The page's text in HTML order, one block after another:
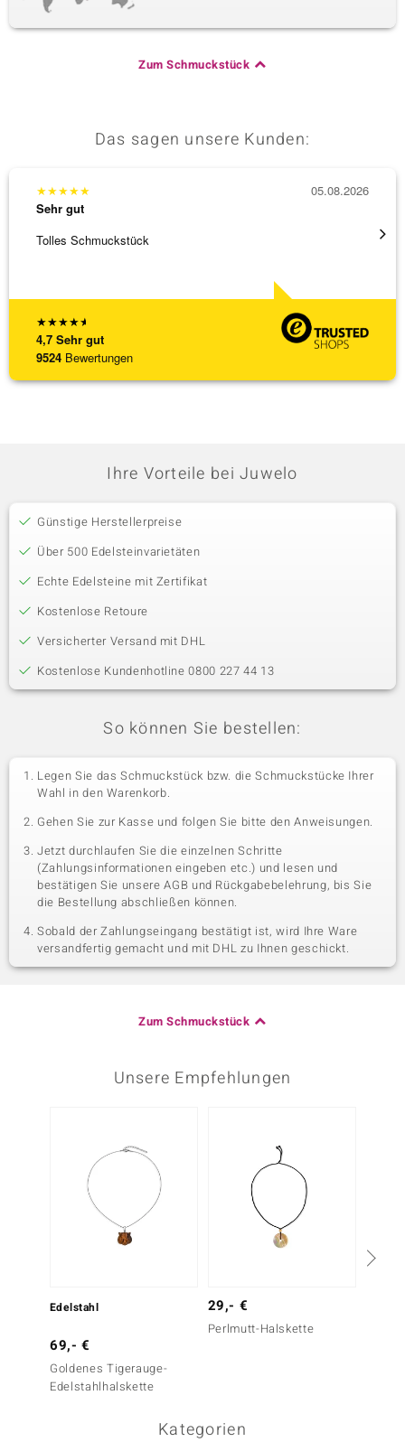
Zum Schmuckstück
Das sagen unsere Kunden:
★★★★★
4,7 Sehr gut
9524 Bewertungen
★★★★★
Sehr gut
Tolles Schmuckstück
05.08.2026
Ihre Vorteile bei Juwelo
Günstige Herstellerpreise
Über 500 Edelsteinvarietäten
Echte Edelsteine mit Zertifikat
Kostenlose Retoure
Versicherter Versand mit DHL
Kostenlose Kundenhotline 0800 227 44 13
So können Sie bestellen:
Legen Sie das Schmuckstück bzw. die Schmuckstücke Ihrer
Wahl in den Warenkorb.
Gehen Sie zur Kasse und folgen Sie bitte den Anweisungen.
Jetzt durchlaufen Sie die einzelnen Schritte
(Zahlungsinformationen eingeben etc.) und lesen und
bestätigen Sie unsere AGB und Rückgabebelehrung, bis Sie
die Bestellung abschließen können.
Sobald der Zahlungseingang bestätigt ist, wird Ihre Ware
versandfertig gemacht und mit DHL zu Ihnen geschickt.
Zum Schmuckstück
Unsere Empfehlungen
Edelstahl
69,- €
Goldenes Tigerauge-
Edelstahlhalskette
29,- €
Perlmutt-Halskette
Kategorien